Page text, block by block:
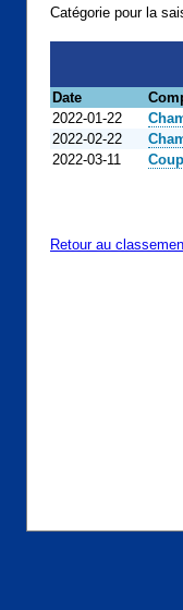
Catégorie pour la
Date
2022-01-22
2022-02-22
2022-03-11
Retour au